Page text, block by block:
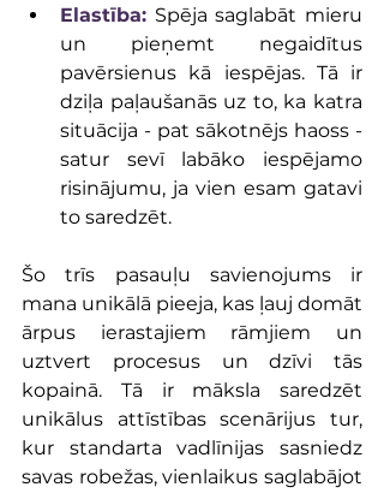
Elastība: Spēja saglabāt mieru
un pieņemt negaidītus
pavērsienus kā iespējas. Tā ir
dziļa paļaušanās uz to, ka katra
situācija - pat sākotnējs haoss -
satur sevī labāko iespējamo
risinājumu, ja vien esam gatavi
to saredzēt.
Šo trīs pasauļu savienojums ir
mana unikālā pieeja, kas ļauj domāt
ārpus ierastajiem rāmjiem un
uztvert procesus un dzīvi tās
kopainā. Tā ir māksla saredzēt
unikālus attīstības scenārijus tur,
kur standarta vadlīnijas sasniedz
savas robežas, vienlaikus saglabājot